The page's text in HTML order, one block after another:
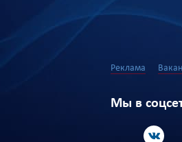
Реклама
Мы в